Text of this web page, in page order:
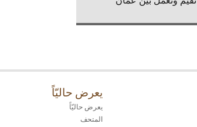
يعرض حاليّاً
يعرض حاليّاً
المتحف